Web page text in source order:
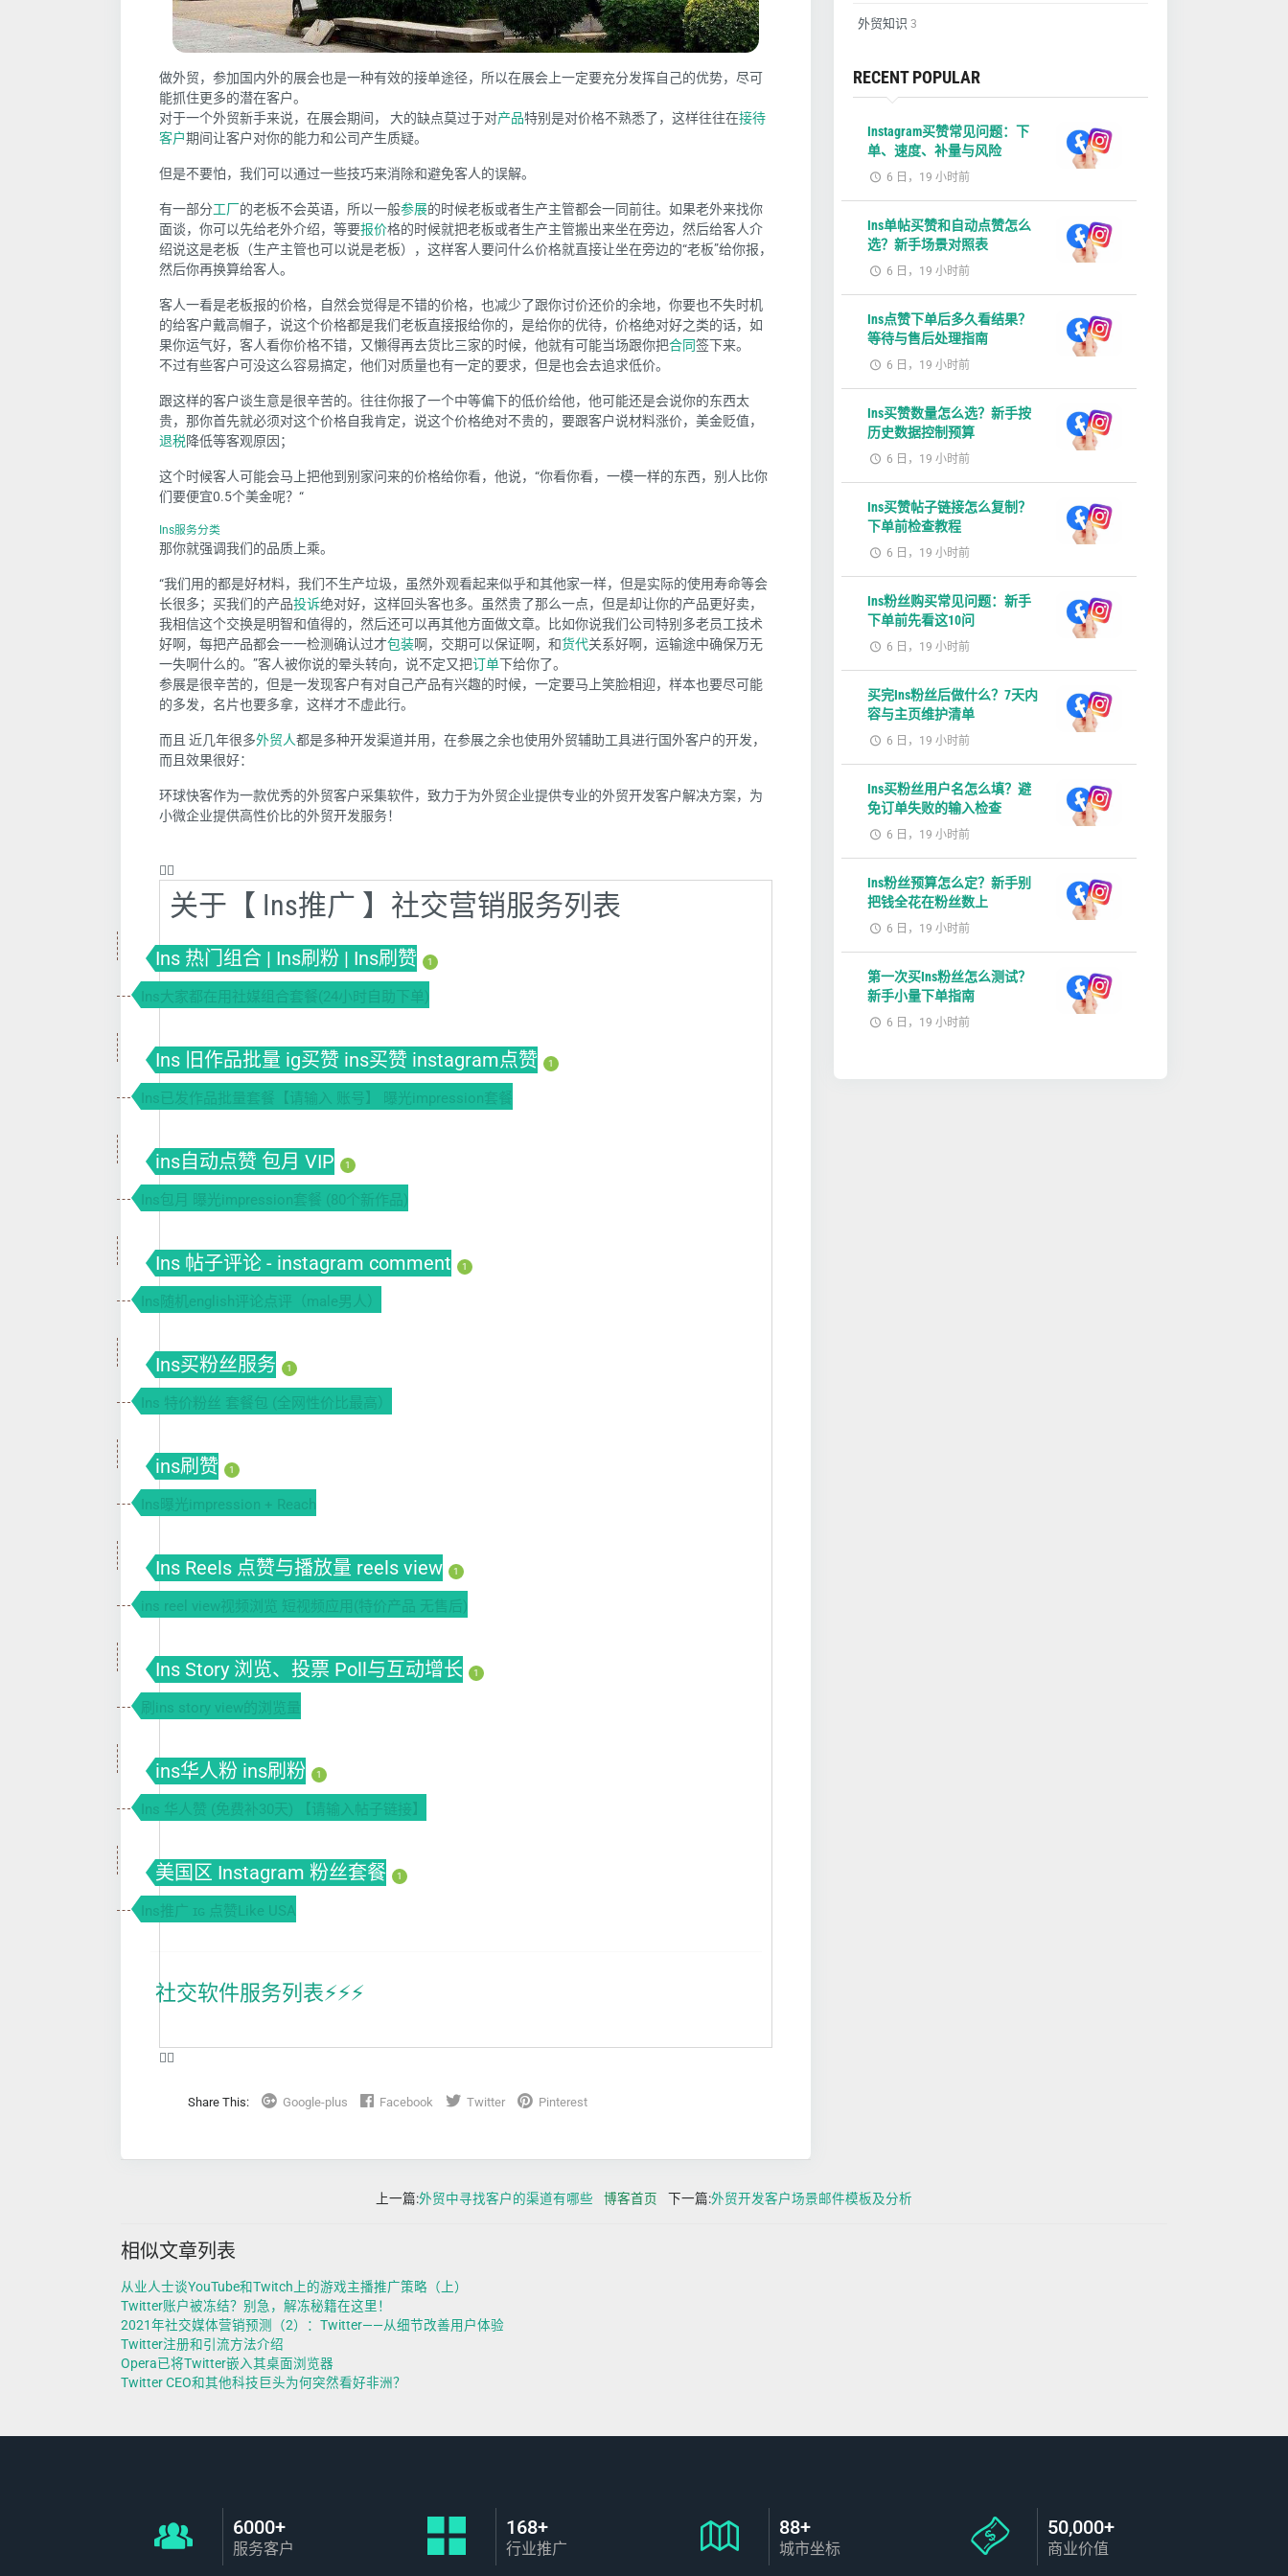
做外贸，参加国内外的展会也是一种有效的接单途径，所以在展会上一定要充分发挥自己的优势，尽可
能抓住更多的潜在客户。
对于一个外贸新手来说，在展会期间， 大的缺点莫过于对产品特别是对价格不熟悉了，这样往往在接待
客户期间让客户对你的能力和公司产生质疑。
但是不要怕，我们可以通过一些技巧来消除和避免客人的误解。
有一部分工厂的老板不会英语，所以一般参展的时候老板或者生产主管都会一同前往。如果老外来找你
面谈，你可以先给老外介绍，等要报价格的时候就把老板或者生产主管搬出来坐在旁边，然后给客人介
绍说这是老板（生产主管也可以说是老板），这样客人要问什么价格就直接让坐在旁边的“老板”给你报，
然后你再换算给客人。
客人一看是老板报的价格，自然会觉得是不错的价格，也减少了跟你讨价还价的余地，你要也不失时机
的给客户戴高帽子，说这个价格都是我们老板直接报给你的，是给你的优待，价格绝对好之类的话，如
果你运气好，客人看你价格不错，又懒得再去货比三家的时候，他就有可能当场跟你把合同签下来。
不过有些客户可没这么容易搞定，他们对质量也有一定的要求，但是也会去追求低价。
跟这样的客户谈生意是很辛苦的。往往你报了一个中等偏下的低价给他，他可能还是会说你的东西太
贵，那你首先就必须对这个价格自我肯定，说这个价格绝对不贵的，要跟客户说材料涨价，美金贬值，
退税降低等客观原因；
这个时候客人可能会马上把他到别家问来的价格给你看，他说，“你看你看，一模一样的东西，别人比你
们要便宜0.5个美金呢？“
Ins服务分类
那你就强调我们的品质上乘。
“我们用的都是好材料，我们不生产垃圾，虽然外观看起来似乎和其他家一样，但是实际的使用寿命等会
长很多；买我们的产品投诉绝对好，这样回头客也多。虽然贵了那么一点，但是却让你的产品更好卖，
我相信这个交换是明智和值得的，然后还可以再其他方面做文章。比如你说我们公司特别多老员工技术
好啊，每把产品都会一一检测确认过才包装啊，交期可以保证啊，和货代关系好啊，运输途中确保万无
一失啊什么的。”客人被你说的晕头转向，说不定又把订单下给你了。
参展是很辛苦的，但是一发现客户有对自己产品有兴趣的时候，一定要马上笑脸相迎，样本也要尽可能
的多发，名片也要多拿，这样才不虚此行。
而且 近几年很多外贸人都是多种开发渠道并用，在参展之余也使用外贸辅助工具进行国外客户的开发，
而且效果很好：
环球快客作为一款优秀的外贸客户采集软件，致力于为外贸企业提供专业的外贸开发客户解决方案，为
小微企业提供高性价比的外贸开发服务！
❤️‍🔥
关于【 Ins推广 】社交营销服务列表
Ins 热门组合 | Ins刷粉 | Ins刷赞 1
Ins大家都在用社媒组合套餐(24小时自助下单)
Ins 旧作品批量 ig买赞 ins买赞 instagram点赞 1
Ins已发作品批量套餐【请输入 账号】 曝光impression套餐
ins自动点赞 包月 VIP 1
Ins包月 曝光impression套餐 (80个新作品)
Ins 帖子评论 - instagram comment 1
Ins随机english评论点评（male男人）
Ins买粉丝服务 1
Ins 特价粉丝 套餐包 (全网性价比最高）
ins刷赞 1
Ins曝光impression + Reach
Ins Reels 点赞与播放量 reels view 1
ins reel view视频浏览 短视频应用(特价产品 无售后)
Ins Story 浏览、投票 Poll与互动增长 1
刷ins story view的浏览量
ins华人粉 ins刷粉 1
Ins 华人赞 (免费补30天) 【请输入帖子链接】
美国区 Instagram 粉丝套餐 1
Ins推广 ɪɢ 点赞Like USA
社交软件服务列表⚡️⚡️⚡️
❤️‍🔥
Share This: Google-plus Facebook Twitter Pinterest
外贸知识 3
RECENT POPULAR
Instagram买赞常见问题：下
单、速度、补量与风险
6 日，19 小时前
Ins单帖买赞和自动点赞怎么
选？新手场景对照表
6 日，19 小时前
Ins点赞下单后多久看结果？
等待与售后处理指南
6 日，19 小时前
Ins买赞数量怎么选？新手按
历史数据控制预算
6 日，19 小时前
Ins买赞帖子链接怎么复制？
下单前检查教程
6 日，19 小时前
Ins粉丝购买常见问题：新手
下单前先看这10问
6 日，19 小时前
买完Ins粉丝后做什么？7天内
容与主页维护清单
6 日，19 小时前
Ins买粉丝用户名怎么填？避
免订单失败的输入检查
6 日，19 小时前
Ins粉丝预算怎么定？新手别
把钱全花在粉丝数上
6 日，19 小时前
第一次买Ins粉丝怎么测试？
新手小量下单指南
6 日，19 小时前
上一篇:外贸中寻找客户的渠道有哪些 博客首页 下一篇:外贸开发客户场景邮件模板及分析
相似文章列表
从业人士谈YouTube和Twitch上的游戏主播推广策略（上）
Twitter账户被冻结？别急，解冻秘籍在这里！
2021年社交媒体营销预测（2）：Twitter——从细节改善用户体验
Twitter注册和引流方法介绍
Opera已将Twitter嵌入其桌面浏览器
Twitter CEO和其他科技巨头为何突然看好非洲？
6000+
服务客户
168+
行业推广
88+
城市坐标
50,000+
商业价值